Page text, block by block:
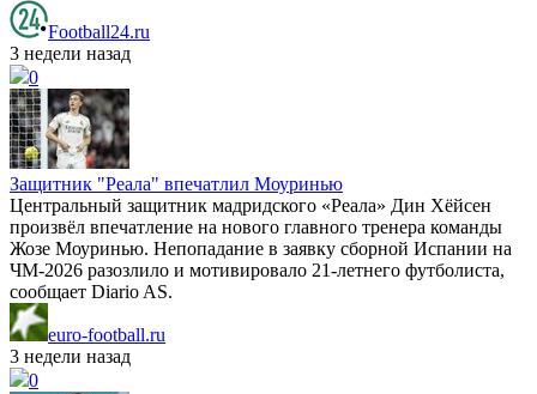
Football24.ru
3 недели назад
0
Защитник "Реала" впечатлил Моуринью
Центральный защитник мадридского «Реала» Дин Хёйсен
произвёл впечатление на нового главного тренера команды
Жозе Моуринью. Непопадание в заявку сборной Испании на
ЧМ-2026 разозлило и мотивировало 21-летнего футболиста,
сообщает Diario AS.
euro-football.ru
3 недели назад
0